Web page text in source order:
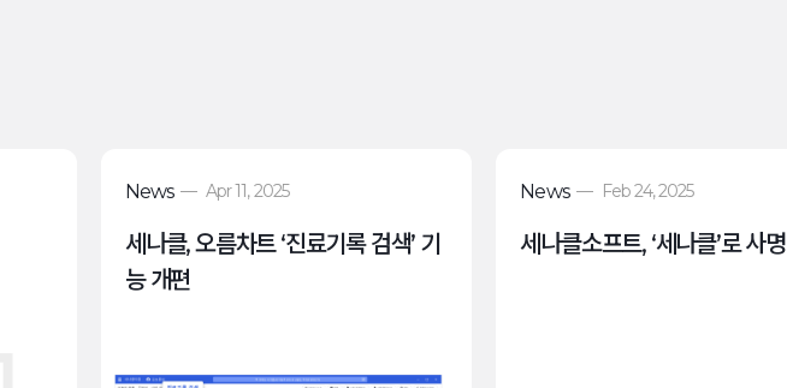
News — Apr 11, 2025
세나클, 오름차트 ‘진료기록 검색’ 기
능 개편
News — Feb 24, 2025
세나클소프트, ‘세나클’로 사